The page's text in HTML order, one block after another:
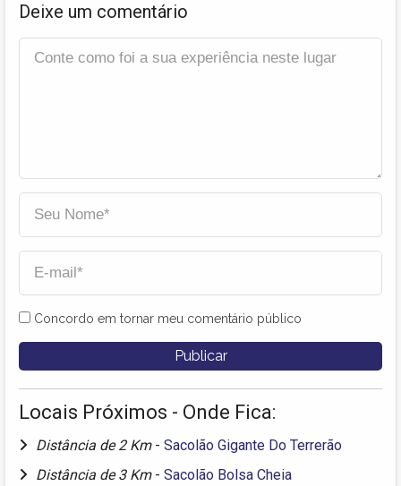
Deixe um comentário
Concordo em tornar meu comentário público
Locais Próximos - Onde Fica:
Distância de 2 Km - Sacolão Gigante Do Terrerão
Distância de 3 Km - Sacolão Bolsa Cheia